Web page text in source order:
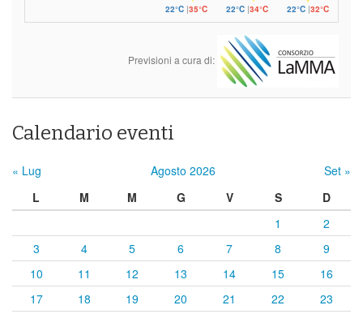
22°C|35°C 22°C|34°C 22°C |32°C
Previsioni a cura di:
Calendario eventi
« Lug Agosto 2026
Set »
L
M M G V S
D
1
2
3
4 5 6 7 8
9
10
11 12 13 14 15
16
17
18 19 20 21 22
23